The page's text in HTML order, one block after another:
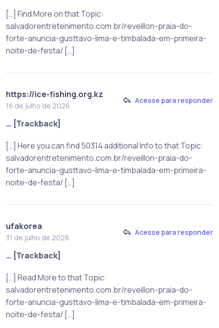
[…] Find More on that Topic:
salvadorentretenimento.com.br/reveillon-praia-do-
forte-anuncia-gusttavo-lima-e-timbalada-em-primeira-
noite-de-festa/ […]
https://ice-fishing.org.kz
16 de julho de 2026
Acesse para responder
… [Trackback]
[…] Here you can find 50314 additional Info to that Topic:
salvadorentretenimento.com.br/reveillon-praia-do-
forte-anuncia-gusttavo-lima-e-timbalada-em-primeira-
noite-de-festa/ […]
ufakorea
31 de julho de 2026
Acesse para responder
… [Trackback]
[…] Read More to that Topic:
salvadorentretenimento.com.br/reveillon-praia-do-
forte-anuncia-gusttavo-lima-e-timbalada-em-primeira-
noite-de-festa/ […]